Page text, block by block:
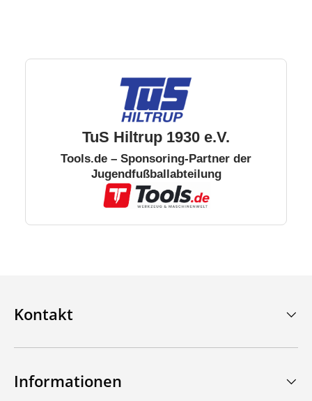
TuS Hiltrup 1930 e.V.
Tools.de – Sponsoring-Partner der
Jugendfußballabteilung
Kontakt
Informationen